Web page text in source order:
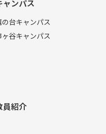
ャンパス
の台キャンパス
ヶ谷キャンパス
員紹介